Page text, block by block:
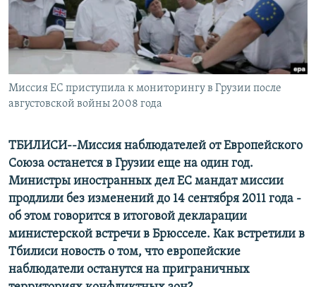
СПОРТ
МИР
БЛОГИ
ГОЛОСА
ЧИТАЕМ ПРЕССУ
АРХИВ РАДИОПРОГРАММЫ
Все сайты РСЕ/РС
Миссия ЕС приступила к мониторингу в Грузии после
августовской войны 2008 года
ТБИЛИСИ--Миссия наблюдателей от Европейского
Союза останется в Грузии еще на один год.
Министры иностранных дел ЕС мандат миссии
продлили без изменений до 14 сентября 2011 года -
об этом говорится в итоговой декларации
министерской встречи в Брюсселе. Как встретили в
Тбилиси новость о том, что европейские
наблюдатели останутся на приграничных